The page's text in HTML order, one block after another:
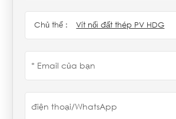
Chủ thể : Vít nối đất thép PV HDG